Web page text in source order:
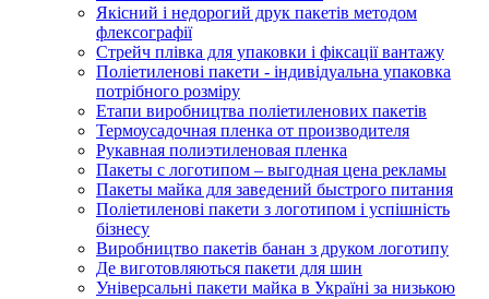
Якісний і недорогий друк пакетів методом
флексографії
Стрейч плівка для упаковки і фіксації вантажу
Поліетиленові пакети - індивідуальна упаковка
потрібного розміру
Етапи виробництва поліетиленових пакетів
Термоусадочная пленка от производителя
Рукавная полиэтиленовая пленка
Пакеты с логотипом – выгодная цена рекламы
Пакеты майка для заведений быстрого питания
Поліетиленові пакети з логотипом і успішність
бізнесу
Виробництво пакетів банан з друком логотипу
Де виготовляються пакети для шин
Універсальні пакети майка в Україні за низькою